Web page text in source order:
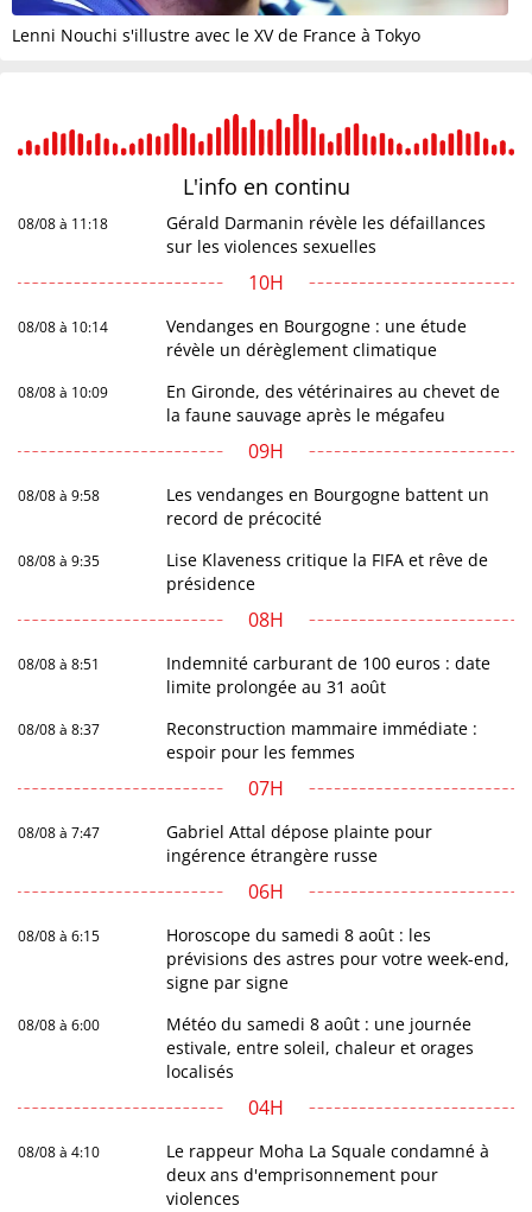
Lenni Nouchi s'illustre avec le XV de France à Tokyo
L'info en continu
08/08 à 11:18
Gérald Darmanin révèle les défaillances
sur les violences sexuelles
10H
08/08 à 10:14
Vendanges en Bourgogne : une étude
révèle un dérèglement climatique
08/08 à 10:09
En Gironde, des vétérinaires au chevet de
la faune sauvage après le mégafeu
09H
08/08 à 9:58
Les vendanges en Bourgogne battent un
record de précocité
08/08 à 9:35
Lise Klaveness critique la FIFA et rêve de
présidence
08H
08/08 à 8:51
Indemnité carburant de 100 euros : date
limite prolongée au 31 août
08/08 à 8:37
Reconstruction mammaire immédiate :
espoir pour les femmes
07H
08/08 à 7:47
Gabriel Attal dépose plainte pour
ingérence étrangère russe
06H
08/08 à 6:15
Horoscope du samedi 8 août : les
prévisions des astres pour votre week-end,
signe par signe
08/08 à 6:00
Météo du samedi 8 août : une journée
estivale, entre soleil, chaleur et orages
localisés
04H
08/08 à 4:10
Le rappeur Moha La Squale condamné à
deux ans d'emprisonnement pour
violences